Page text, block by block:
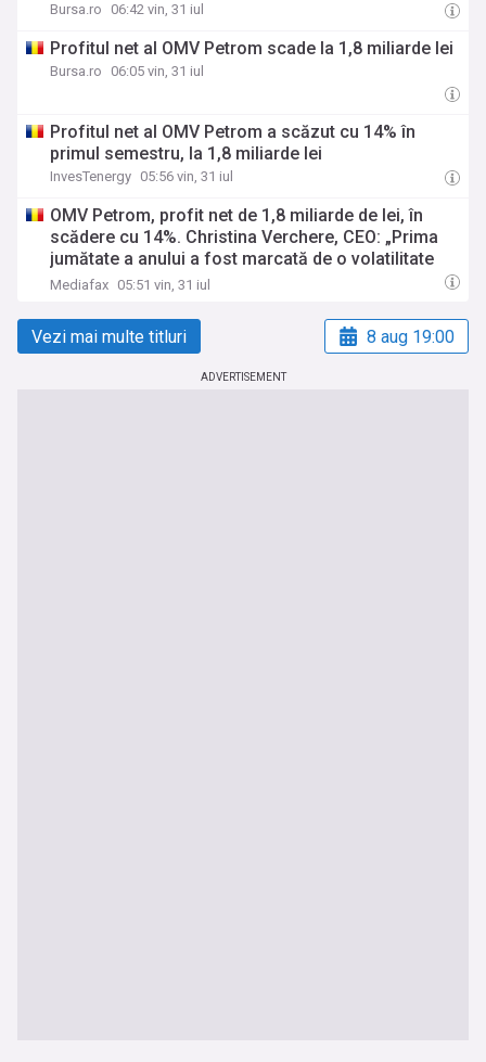
Bursa.ro 06:42 vin, 31 iul
Profitul net al OMV Petrom scade la 1,8 miliarde lei
Bursa.ro 06:05 vin, 31 iul
Profitul net al OMV Petrom a scăzut cu 14% în
primul semestru, la 1,8 miliarde lei
InvesTenergy 05:56 vin, 31 iul
OMV Petrom, profit net de 1,8 miliarde de lei, în
scădere cu 14%. Christina Verchere, CEO: „Prima
jumătate a anului a fost marcată de o volatilitate
semnificativă a prețurilor”
Mediafax 05:51 vin, 31 iul
Vezi mai multe titluri 8 aug 19:00
ADVERTISEMENT